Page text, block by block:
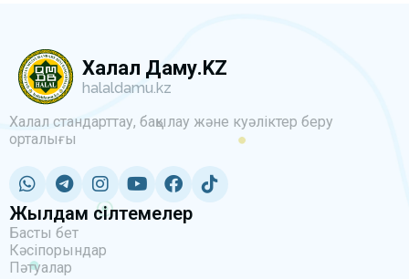
Халал Даму.KZ
halaldamu.kz
Халал стандарттау, бақылау және куәліктер беру
орталығы
Жылдам сілтемелер
Басты бет
Кәсіпорындар
Пәтуалар